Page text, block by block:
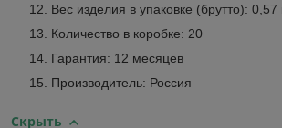
Вес изделия в упаковке (брутто): 0,57
Количество в коробке: 20
Гарантия: 12 месяцев
Производитель: Россия
Скрыть